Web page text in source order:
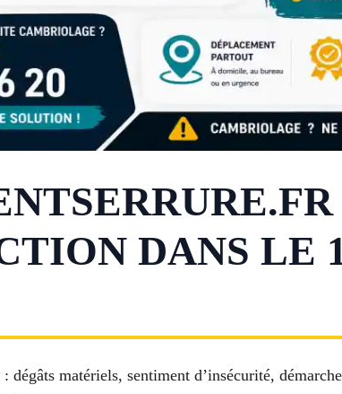
DANS LE
: dégâts matériels, sentiment d’insécurité,